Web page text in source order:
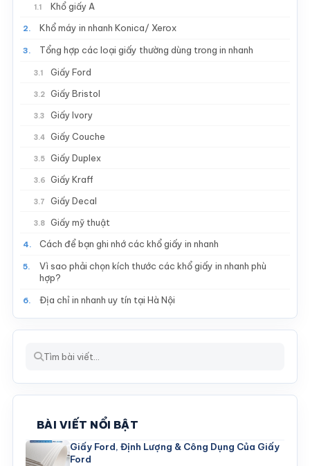
1.1 Khổ giấy A
2. Khổ máy in nhanh Konica/ Xerox
3. Tổng hợp các loại giấy thường dùng trong in nhanh
3.1 Giấy Ford
3.2 Giấy Bristol
3.3 Giấy Ivory
3.4 Giấy Couche
3.5 Giấy Duplex
3.6 Giấy Kraff
3.7 Giấy Decal
3.8 Giấy mỹ thuật
4. Cách để bạn ghi nhớ các khổ giấy in nhanh
5.
Vì sao phải chọn kích thước các khổ giấy in nhanh phù
hợp?
6. Địa chỉ in nhanh uy tín tại Hà Nội
BÀI VIẾT NỔI BẬT
Giấy Ford, Định Lượng & Công Dụng Của Giấy
Ford